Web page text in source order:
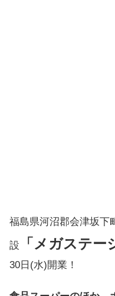
福島県河沼郡会津坂下
設 「メガステー
30日(水)開業！